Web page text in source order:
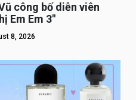
công bố diễn viên
Em Em 3″
8, 2026